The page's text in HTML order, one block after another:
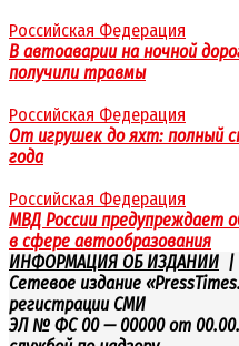
Российская Федерация
В автоаварии на ночной
получили травмы
Российская Федерация
От игрушек до яхт: полный
года
Российская Федерация
МВД России предупреждает
в сфере автообразования
ИНФОРМАЦИЯ ОБ ИЗДАНИИ |
Сетевое издание
регистрации СМИ
ЭЛ № ФС 00 — 00000 от